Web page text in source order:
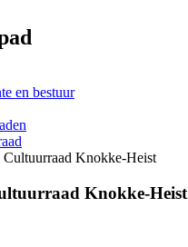
en bestuur
Cultuurraad Knokke-Heist
Knokke-Heist